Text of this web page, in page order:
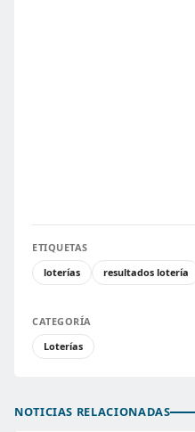
ETIQUETAS
loterías
resultados lotería
CATEGORÍA
Loterías
NOTICIAS RELACIONADAS